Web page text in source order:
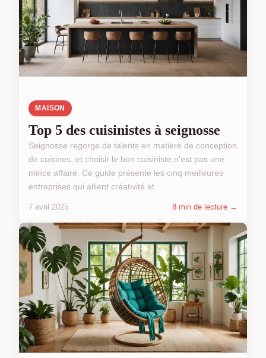
MAISON
Top 5 des cuisinistes à seignosse
Seignosse regorge de talents en matière de conception
de cuisines, et choisir le bon cuisiniste n'est pas une
mince affaire. Ce guide présente les cinq meilleures
entreprises qui allient créativité et...
7 avril 2025 8 min de lecture →